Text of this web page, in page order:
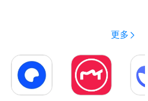
更多